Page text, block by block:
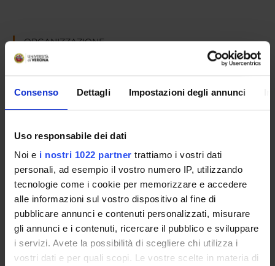
Consenso Dettagli Impostazioni degli annunci
Uso responsabile dei dati
Noi e i nostri 1022 partner trattiamo i vostri dati
personali, ad esempio il vostro numero IP, utilizzando
tecnologie come i cookie per memorizzare e accedere
alle informazioni sul vostro dispositivo al fine di
pubblicare annunci e contenuti personalizzati, misurare
gli annunci e i contenuti, ricercare il pubblico e sviluppare
i servizi. Avete la possibilità di scegliere chi utilizza i
vostri dati e per quali scopi. Le vostre scelte in materia di
ORGANIZZAZIONE
COMMISSIONI
SERVIZI DI SEGRETERIA STUDENTI
STRUTTURE DEL DIPARTIMENTO
LABORATORI DI RICERCA
CENTRI DI RICERCA
BIBLIOTECHE